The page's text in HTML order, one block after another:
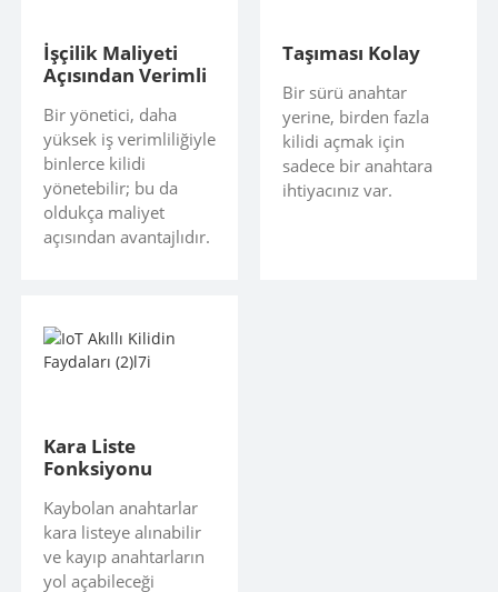
İşçilik Maliyeti
Açısından Verimli
Bir yönetici, daha
yüksek iş verimliliğiyle
binlerce kilidi
yönetebilir; bu da
oldukça maliyet
açısından avantajlıdır.
Taşıması Kolay
Bir sürü anahtar
yerine, birden fazla
kilidi açmak için
sadece bir anahtara
ihtiyacınız var.
Kara Liste
Fonksiyonu
Kaybolan anahtarlar
kara listeye alınabilir
ve kayıp anahtarların
yol açabileceği